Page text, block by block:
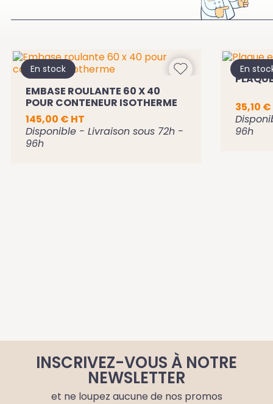
EMBASE ROULANTE 60 X 40
POUR CONTENEUR ISOTHERME
145,00 € HT
Disponible - Livraison sous 72h -
96h
En stock
35,10 €
96h
En
INSCRIVEZ-VOUS À NOTRE
NEWSLETTER
et ne loupez aucune de nos promos